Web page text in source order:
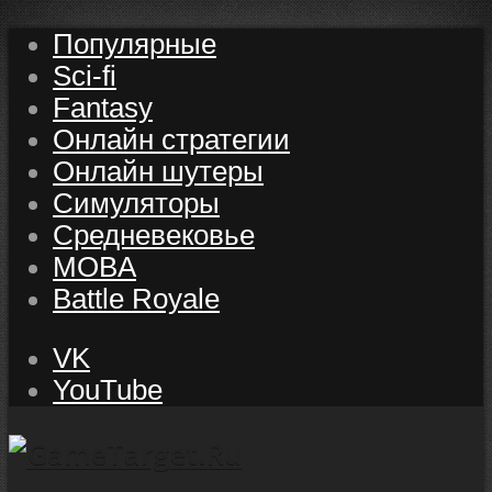
Популярные
Sci-fi
Fantasy
Онлайн стратегии
Онлайн шутеры
Симуляторы
Средневековье
MOBA
Battle Royale
VK
YouTube